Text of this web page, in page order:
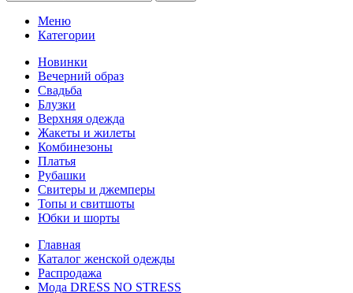
Меню
Категории
Новинки
Вечерний образ
Свадьба
Блузки
Верхняя одежда
Жакеты и жилеты
Комбинезоны
Платья
Рубашки
Свитеры и джемперы
Топы и свитшоты
Юбки и шорты
Главная
Каталог женской одежды
Распродажа
Мода DRESS NO STRESS